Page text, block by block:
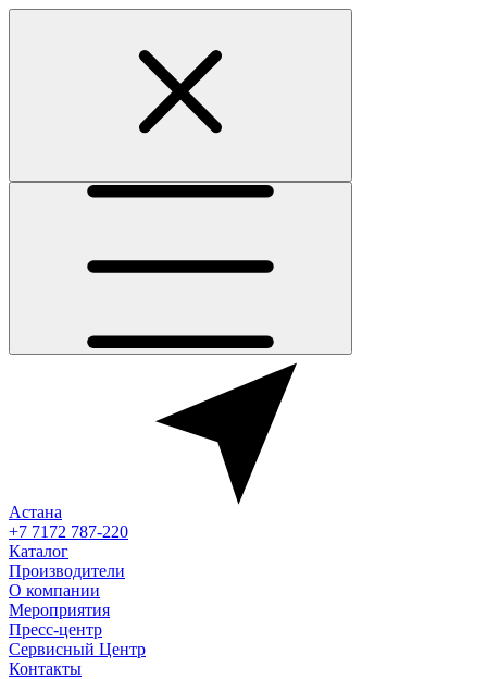
Астана
+7 7172 787-220
Каталог
Производители
О компании
Мероприятия
Пресс-центр
Сервисный Центр
Контакты